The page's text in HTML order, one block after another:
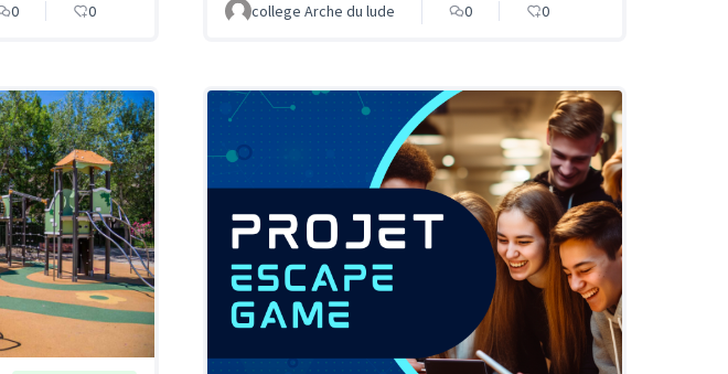
0 0 college Arche du lude 0 0